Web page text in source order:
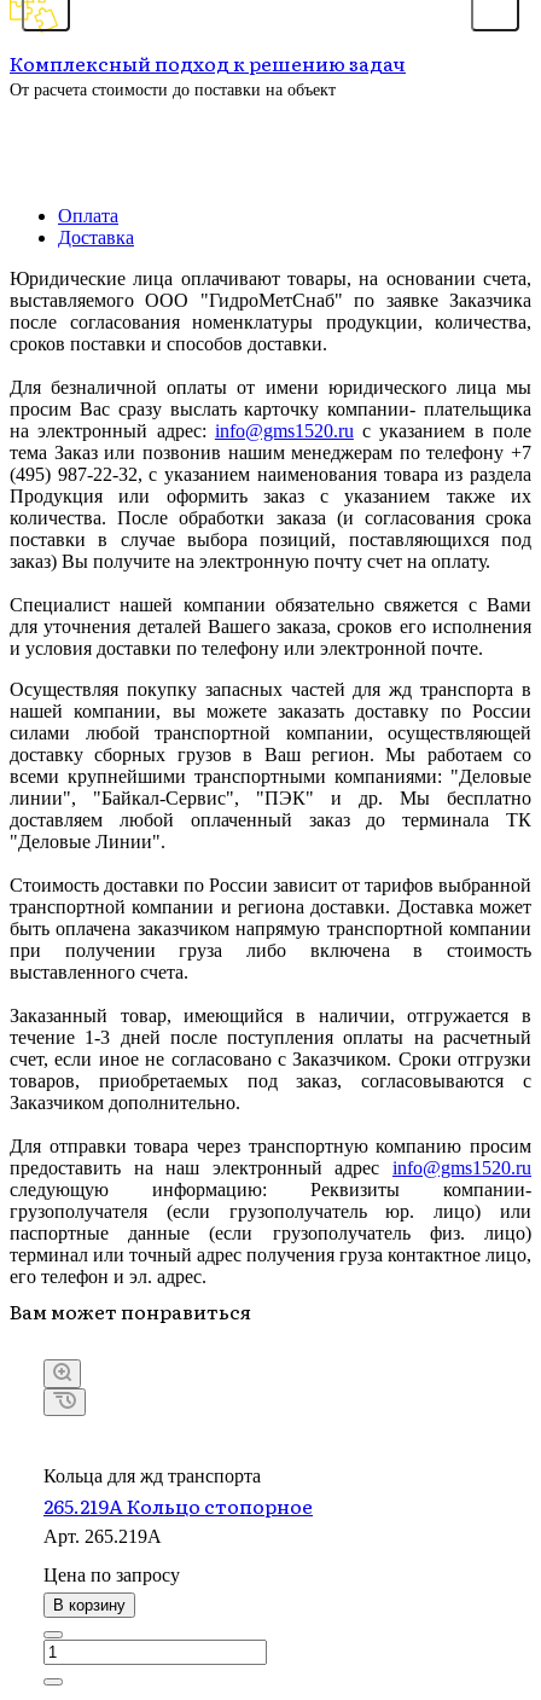
Комплексный подход к решению задач
От расчета стоимости до поставки на объект
Оплата
Доставка
Юридические лица оплачивают товары, на основании счета,
выставляемого ООО "ГидроМетСнаб" по заявке Заказчика
после согласования номенклатуры продукции, количества,
сроков поставки и способов доставки.
Для безналичной оплаты от имени юридического лица мы
просим Вас сразу выслать карточку компании- плательщика
на электронный адрес: info@gms1520.ru с указанием в поле
тема Заказ или позвонив нашим менеджерам по телефону +7
(495) 987-22-32, с указанием наименования товара из раздела
Продукция или оформить заказ с указанием также их
количества. После обработки заказа (и согласования срока
поставки в случае выбора позиций, поставляющихся под
заказ) Вы получите на электронную почту счет на оплату.
Специалист нашей компании обязательно свяжется с Вами
для уточнения деталей Вашего заказа, сроков его исполнения
и условия доставки по телефону или электронной почте.
Осуществляя покупку запасных частей для жд транспорта в
нашей компании, вы можете заказать доставку по России
силами любой транспортной компании, осуществляющей
доставку сборных грузов в Ваш регион. Мы работаем со
всеми крупнейшими транспортными компаниями: "Деловые
линии", "Байкал-Сервис", "ПЭК" и др. Мы бесплатно
доставляем любой оплаченный заказ до терминала ТК
"Деловые Линии".
Стоимость доставки по России зависит от тарифов выбранной
транспортной компании и региона доставки. Доставка может
быть оплачена заказчиком напрямую транспортной компании
при получении груза либо включена в стоимость
выставленного счета.
Заказанный товар, имеющийся в наличии, отгружается в
течение 1-3 дней после поступления оплаты на расчетный
счет, если иное не согласовано с Заказчиком. Сроки отгрузки
товаров, приобретаемых под заказ, согласовываются с
Заказчиком дополнительно.
Для отправки товара через транспортную компанию просим
предоставить на наш электронный адрес info@gms1520.ru
следующую информацию: Реквизиты компании-
грузополучателя (если грузополучатель юр. лицо) или
паспортные данные (если грузополучатель физ. лицо)
терминал или точный адрес получения груза контактное лицо,
его телефон и эл. адрес.
Вам может понравиться
Кольца для жд транспорта
265.219А Кольцо стопорное
Арт. 265.219А
Цена по запросу
В корзину